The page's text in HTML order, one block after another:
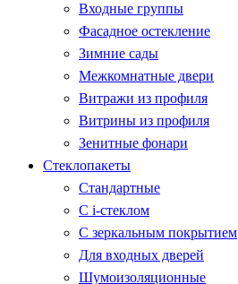
Входные группы
Фасадное остекление
Зимние сады
Межкомнатные двери
Витражи из профиля
Витрины из профиля
Зенитные фонари
Стеклопакеты
Стандартные
С i-стеклом
С зеркальным покрытием
Для входных дверей
Шумоизоляционные